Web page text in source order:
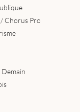
Chorus Pro
Demain